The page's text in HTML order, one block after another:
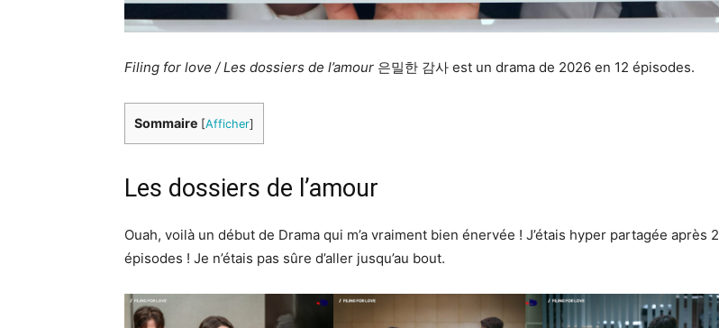
Filing for love / Les dossiers de l’amour 은밀한 감사 est un drama de 2026 en 12 épisodes.
Sommaire [Afficher]
Les dossiers de l’amour
Ouah, voilà un début de Drama qui m’a vraiment bien énervée ! J’étais hyper partagée après 2
épisodes ! Je n’étais pas sûre d’aller jusqu’au bout.